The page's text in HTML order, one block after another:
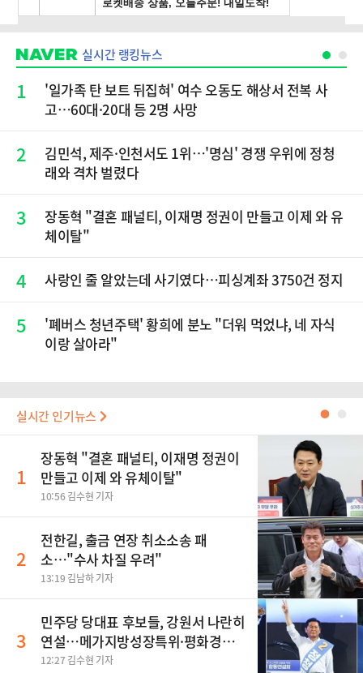
실시간 랭킹뉴스
1
'일가족 탄 보트 뒤집혀' 여수 오동도 해상서 전복 사
고…60대·20대 등 2명 사망
2
김민석, 제주·인천서도 1위…'명심' 경쟁 우위에 정청
래와 격차 벌렸다
3
장동혁 "결혼 패널티, 이재명 정권이 만들고 이제 와 유
체이탈"
4 사랑인 줄 알았는데 사기였다…피싱계좌 3750건 정지
5
'폐버스 청년주택' 황희에 분노 "더워 먹었냐, 네 자식
이랑 살아라"
실시간 인기뉴스 ●
1
장동혁 "결혼 패널티, 이재명 정권이
만들고 이제 와 유체이탈"
10:56 김수현 기자
2
전한길, 출금 연장 취소소송 패
소…"수사 차질 우려"
13:19 김남하 기자
3
민주당 당대표 후보들, 강원서 나란히
연설…메가지방성장특위·평화경제
특구 공약
12:27 김수현 기자